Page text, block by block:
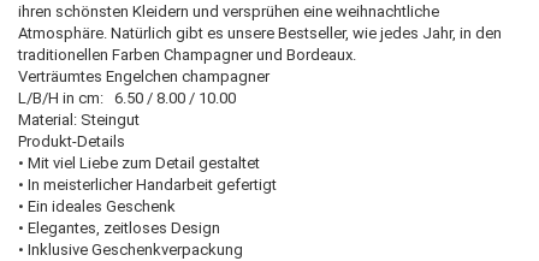
ihren schönsten Kleidern und versprühen eine weihnachtliche
Atmosphäre. Natürlich gibt es unsere Bestseller, wie jedes Jahr, in den
traditionellen Farben Champagner und Bordeaux.
Verträumtes Engelchen champagner
L/B/H in cm: 6.50 / 8.00 / 10.00
Material: Steingut
Produkt-Details
• Mit viel Liebe zum Detail gestaltet
• In meisterlicher Handarbeit gefertigt
• Ein ideales Geschenk
• Elegantes, zeitloses Design
• Inklusive Geschenkverpackung